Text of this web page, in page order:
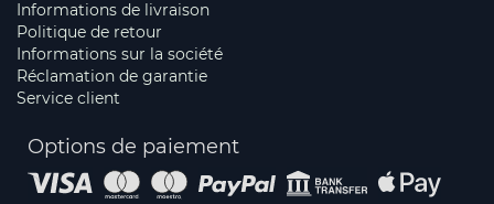
Informations de livraison
Politique de retour
Informations sur la société
Réclamation de garantie
Service client
Options de paiement